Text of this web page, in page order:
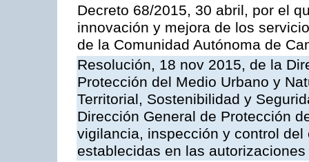
Decreto 68/2015, 30 abril, por el
innovación y mejora de los
de la Comunidad Autónoma de
Resolución, 18 nov 2015, de la
Protección del Medio Urbano y
Territorial, Sostenibilidad y
Dirección General de Protección
vigilancia, inspección y control
establecidas en las